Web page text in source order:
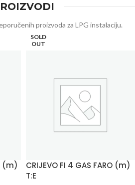
proizvoda za LPG instalaciju.
(m)
SOLD
OUT
CRIJEVO FI 4 GAS FARO (m)
T:E